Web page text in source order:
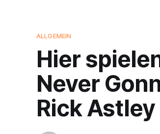
ALLGEMEIN
Hier
Never
Rick Astley